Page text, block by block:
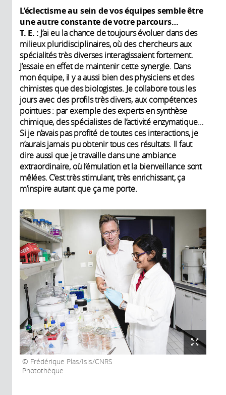
L’éclectisme au sein de vos équipes semble être
une autre constante de votre parcours…
T. E. : J’ai eu la chance de toujours évoluer dans des
milieux pluridisciplinaires, où des chercheurs aux
spécialités très diverses interagissaient fortement.
J’essaie en effet de maintenir cette synergie. Dans
mon équipe, il y a aussi bien des physiciens et des
chimistes que des biologistes. Je collabore tous les
jours avec des profils très divers, aux compétences
pointues : par exemple des experts en synthèse
chimique, des spécialistes de l’activité enzymatique…
Si je n’avais pas profité de toutes ces interactions, je
n’aurais jamais pu obtenir tous ces résultats. Il faut
dire aussi que je travaille dans une ambiance
extraordinaire, où l’émulation et la bienveillance sont
mêlées. C’est très stimulant, très enrichissant, ça
m’inspire autant que ça me porte.
Frédérique Plas/Isis/CNRS
Photothèque